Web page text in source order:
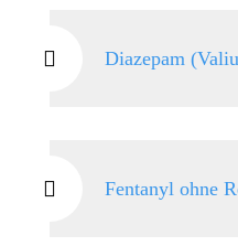
Diazepam
Fentanyl ohne